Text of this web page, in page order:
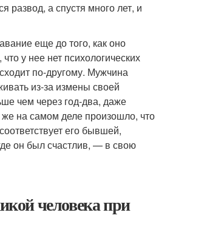
развод, а спустя много лет, и
еще до того, как оно
у нее нет психологических
по-другому. Мужчина
из-за измены своей
чем через год-два, даже
на самом деле произошло, что
его бывшей,
он был счастлив, — в свою
человека при